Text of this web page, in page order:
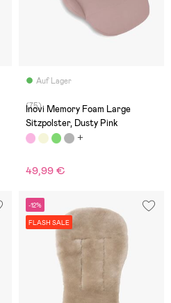
Auf Lager
(75)
Inovi Memory Foam Large
Sitzpolster, Dusty Pink
49,99 €
-12%
FLASH SALE